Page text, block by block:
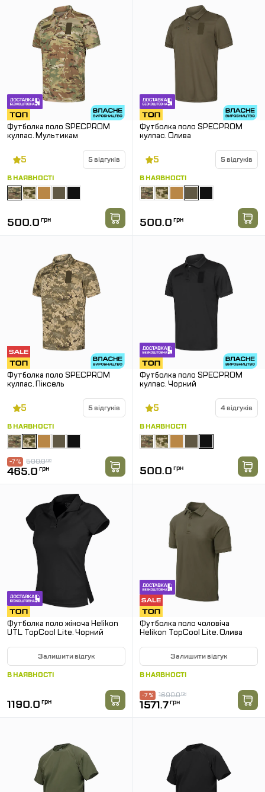
Футболка поло SPECPROM
кулпас. Мультикам
5 5 відгуків
В НАЯВНОСТІ
500.0 грн
Футболка поло SPECPROM
кулпас. Олива
5 5 відгуків
В НАЯВНОСТІ
500.0 грн
Футболка поло SPECPROM
кулпас. Піксель
5 5 відгуків
В НАЯВНОСТІ
500.0грн
-7 %
465.0 грн
Футболка поло SPECPROM
кулпас. Чорний
5 4 відгуків
В НАЯВНОСТІ
500.0 грн
Футболка поло жіноча Helikon
UTL TopCool Lite. Чорний
Залишити відгук
В НАЯВНОСТІ
1190.0 грн
Футболка поло чоловіча
Helikon TopCool Lite. Олива
Залишити відгук
В НАЯВНОСТІ
1690.0грн
-7 %
1571.7грн